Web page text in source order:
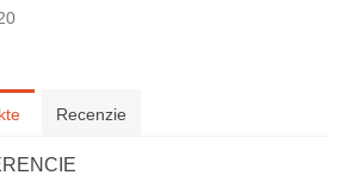
Recenzie